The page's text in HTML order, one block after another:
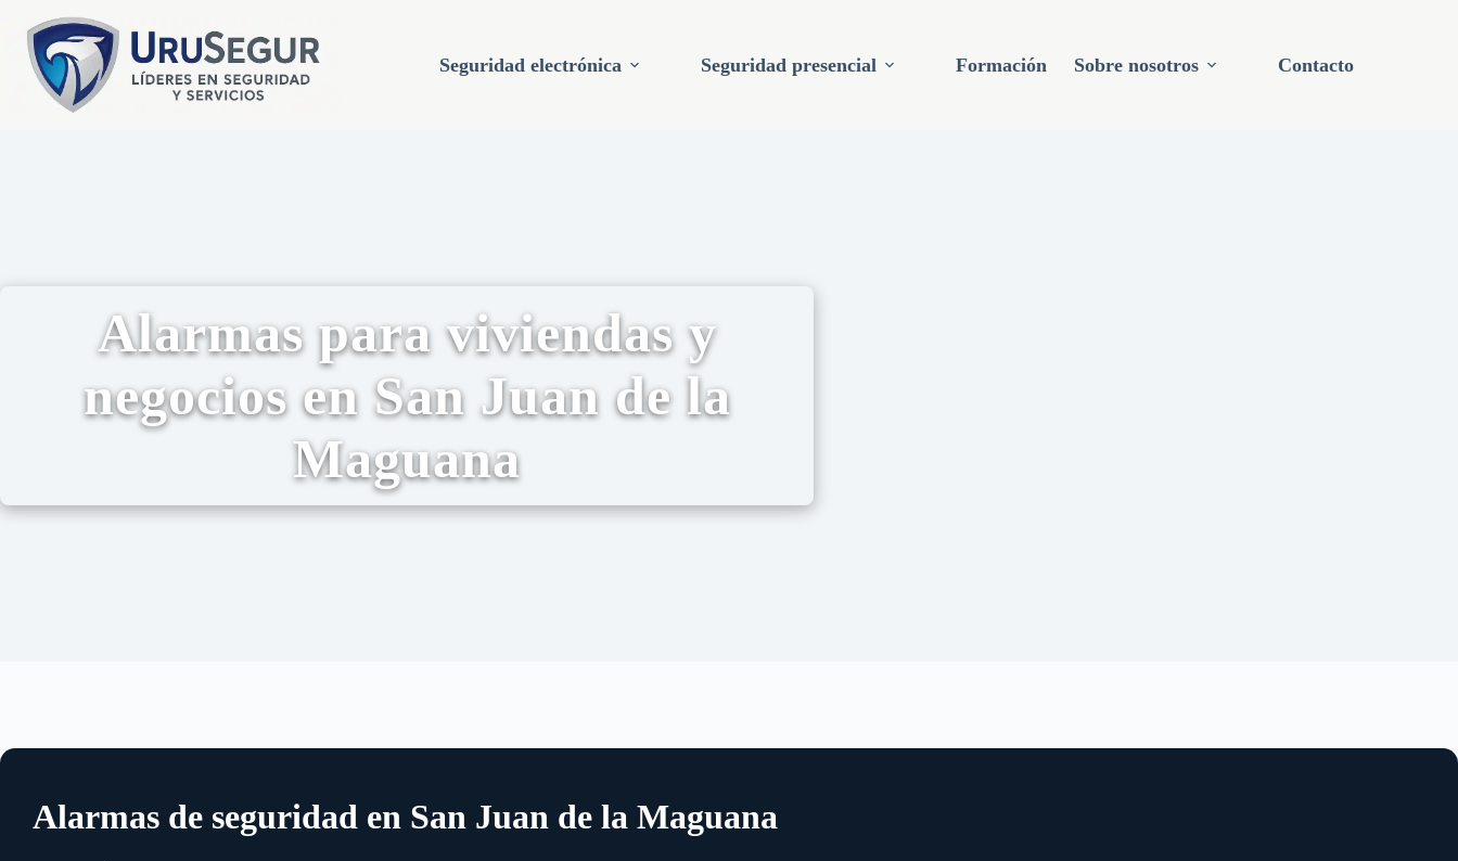
Seguridad electrónica Seguridad presencial Formación Sobre nosotros Contacto
Alarmas para viviendas y
negocios en San Juan de la
Maguana
Alarmas de seguridad en San Juan de la Maguana